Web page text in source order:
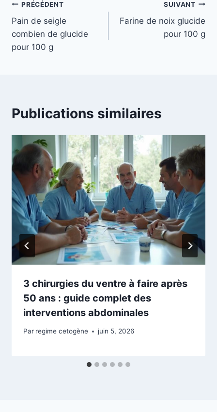
Navigation
de
l’article
PRÉCÉDENT
Pain de seigle
combien de glucide
pour 100 g
SUIVANT
Farine de noix glucide
pour 100 g
Publications similaires
3 chirurgies du ventre à faire après
50 ans : guide complet des
interventions abdominales
Par regime cetogène juin 5, 2026